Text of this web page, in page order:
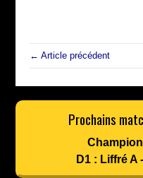
← Article précédent
Prochains
D1 : Liffré A